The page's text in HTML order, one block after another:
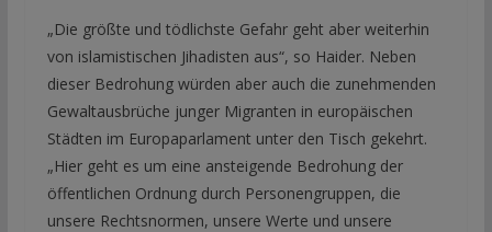
„Die größte und tödlichste Gefahr geht aber weiterhin
von islamistischen Jihadisten aus“, so Haider. Neben
dieser Bedrohung würden aber auch die zunehmenden
Gewaltausbrüche junger Migranten in europäischen
Städten im Europaparlament unter den Tisch gekehrt.
„Hier geht es um eine ansteigende Bedrohung der
öffentlichen Ordnung durch Personengruppen, die
unsere Rechtsnormen, unsere Werte und unsere